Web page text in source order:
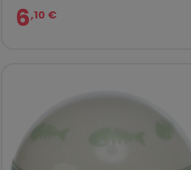
6,10 €